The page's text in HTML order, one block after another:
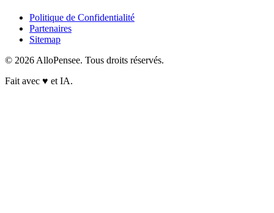
Politique de Confidentialité
Partenaires
Sitemap
© 2026 AlloPensee. Tous droits réservés.
Fait avec ♥ et IA.